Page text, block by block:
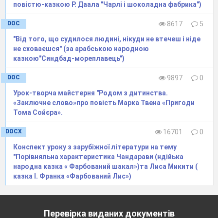
поля. Мені шкода тебе!».
А третій не сказав ні слова. Він мовчки зняв із
себе сорочку і подав її змокрілому хлопчику!
Той скинув мокру сорочку та одягнув суху.
(Обговорення прослуханого)
думку, проявив справжню доброту?
Чи завжди гарні слова і гарні справи
співпадають?(Учні міркують і висловлюють
Учитель.(підводячи підсумок)Так,
повістю-казкою Р. Даала "Чарлі і шоколадна фабрика")
DOC 8617
5
"Від того, що судилося людині, нікуди не втечеш і ніде
не сховаєшся" (за арабською народною
казкою"Синдбад-мореплавець")
DOC 9897
0
Урок-творча майстерня "Родом з дитинства.
«Заключне слово»про повість Марка Твена «Пригоди
Тома Сойєра».
DOCX 16701
0
Конспект уроку з зарубіжної літератури на тему
"Порівняльна характеристика Чандарави (ндійька
народна казка « Фарбований шакал»)та Лиса Микити (
казка І. Франка «Фарбований Лис»)
Перевірка виданих документів